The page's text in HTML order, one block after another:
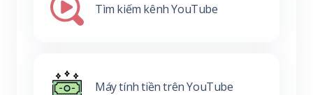
Tìm kiếm kênh YouTube
Máy tính tiền trên YouTube